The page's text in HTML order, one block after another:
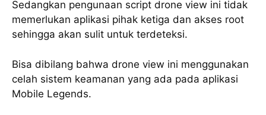
Sedangkan pengunaan script drone view ini tidak
memerlukan aplikasi pihak ketiga dan akses root
sehingga akan sulit untuk terdeteksi.
Bisa dibilang bahwa drone view ini menggunakan
celah sistem keamanan yang ada pada aplikasi
Mobile Legends.